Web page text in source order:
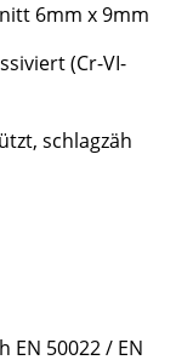
6mm x 9mm
(Cr-VI-
schlagzäh
EN 50022 / EN